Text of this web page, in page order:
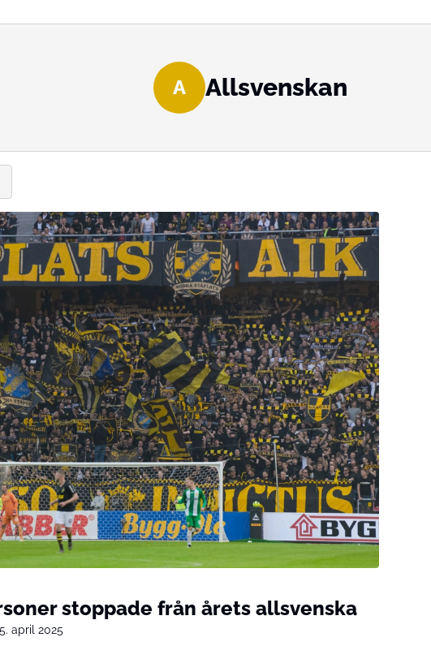
A Allsvenskan
stoppade från årets allsvenska
5. april 2025